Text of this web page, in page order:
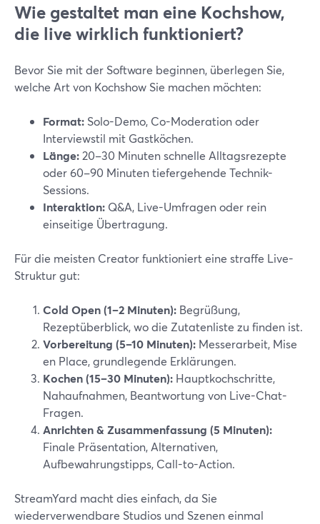
Wie gestaltet man eine Kochshow,
die live wirklich funktioniert?
Bevor Sie mit der Software beginnen, überlegen Sie,
welche Art von Kochshow Sie machen möchten:
Format: Solo-Demo, Co-Moderation oder
Interviewstil mit Gastköchen.
Länge: 20–30 Minuten schnelle Alltagsrezepte
oder 60–90 Minuten tiefergehende Technik-
Sessions.
Interaktion: Q&A, Live-Umfragen oder rein
einseitige Übertragung.
Für die meisten Creator funktioniert eine straffe Live-
Struktur gut:
Cold Open (1–2 Minuten): Begrüßung,
Rezeptüberblick, wo die Zutatenliste zu finden ist.
Vorbereitung (5–10 Minuten): Messerarbeit, Mise
en Place, grundlegende Erklärungen.
Kochen (15–30 Minuten): Hauptkochschritte,
Nahaufnahmen, Beantwortung von Live-Chat-
Fragen.
Anrichten & Zusammenfassung (5 Minuten):
Finale Präsentation, Alternativen,
Aufbewahrungstipps, Call-to-Action.
StreamYard macht dies einfach, da Sie
wiederverwendbare Studios und Szenen einmal